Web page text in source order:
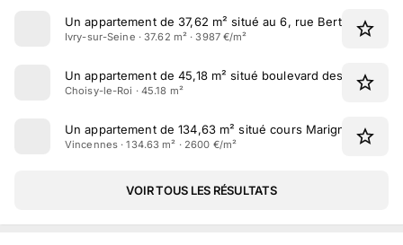
Un appartement de 37,62 m² situé au 6, rue Berthelot à
Ivry-sur-Seine · 37.62 m² · 3987 €/m²
Un appartement de 45,18 m² situé boulevard des Alliés à
Choisy-le-Roi · 45.18 m²
Un appartement de 134,63 m² situé cours Marigny à
Vincennes · 134.63 m² · 2600 €/m²
VOIR TOUS LES RÉSULTATS